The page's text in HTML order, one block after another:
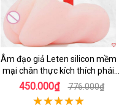
Âm đạo giả Leten silicon mềm
mại chân thực kích thích phái
mạnh
450.000₫ 776.000₫